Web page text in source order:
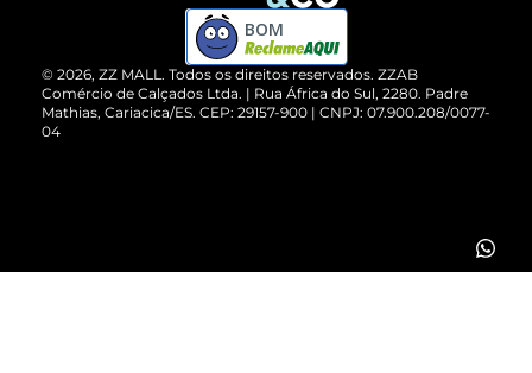
Cartão Presente
Vendas Corporativas
Compre pelo WhatsApp
© 2026, ZZ MALL. Todos os direitos reservados. ZZAB
Comércio de Calçados Ltda. | Rua África do Sul, 2280. Padre
Mathias, Cariacica/ES. CEP: 29157-900 | CNPJ: 07.900.208/0077-
04
BOM